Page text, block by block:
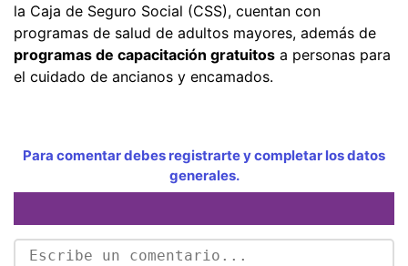
la Caja de Seguro Social (CSS), cuentan con
programas de salud de adultos mayores, además de
programas de capacitación gratuitos a personas para
el cuidado de ancianos y encamados.
Para comentar debes registrarte y completar los datos
generales.